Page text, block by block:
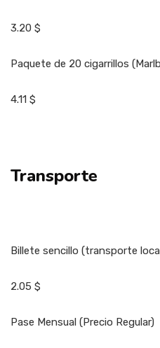
3.20 $
Paquete de 20 cigarrillos
4.11 $
Transporte
Billete sencillo (transporte
2.05 $
Pase Mensual (Precio Regular)